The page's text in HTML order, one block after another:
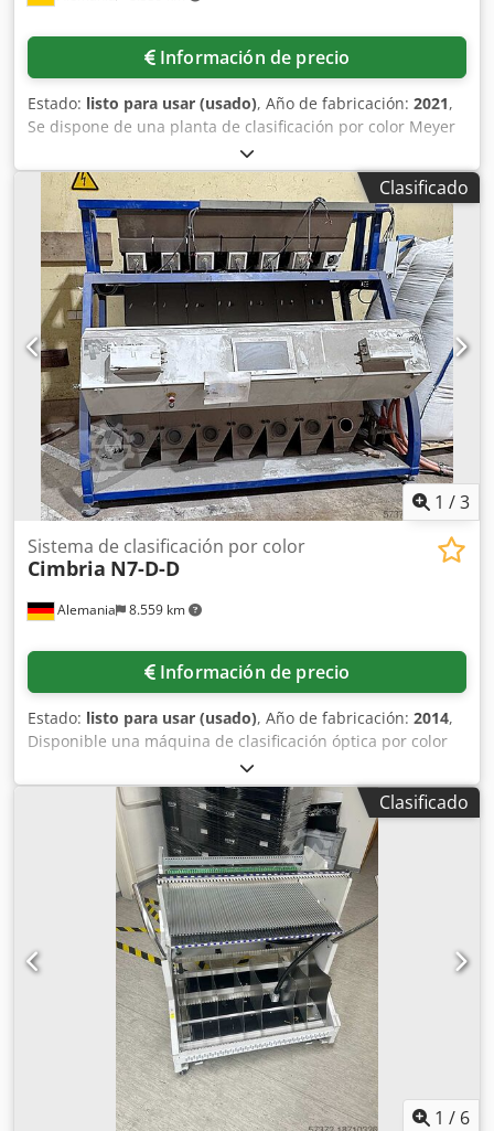
Información de precio
Estado: listo para usar (usado), Año de fabricación: 2021,
Se dispone de una planta de clasificación por color Meyer
para la separación óptica de tamaños de grano pequeños
en la industria alimentaria. Canaletas: 10, cámaras: 20,
tipo de cámara: RGB 5400 CCD, potencia del compresor: 37
kW, caudal del compresor: 7,1 m³/min. Incluye contenedor
de acero inoxidable integrado, secador frigorífico y
compresor de tornillo. Los elementos de transporte fueron
integrados usados y pueden necesitar ser reemplazados.
Documentación disponible. Es posible la inspección in situ.
Cjdpfxoxxa S Uo Aqweha
Clasificado
1 /3
Alemania 8.559 km
Sistema de clasificación por color
Cimbria N7-D-D
Información de precio
Estado: listo para usar (usado), Año de fabricación: 2014,
Disponible una máquina de clasificación óptica por color
Cimbria para productos a granel. Capacidad nominal:
aprox. 7 t/h, canales: 7, ancho de clasificación: aprox. 1200
mm, número máximo de familias de defectos: 16, precisión
de expulsión: +/-0,5 mm, precisión: superior al 99 %, altura
de entrada: aprox. 2500 mm. Dimensiones de la máquina
(L/A/H): aprox. 3500 mm/1800 mm/2200 mm, peso: aprox.
1200 kg. Documentación disponible. Es posible una
inspección in situ. Chedexxl Nlopfx Aqwja
Clasificado
1 / 6